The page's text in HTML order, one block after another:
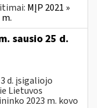
MĮP 2021 »
sausio 25 d.
d. įsigaliojo
Lietuvos
2023 m. kovo